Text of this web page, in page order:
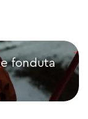
fonduta
all'aperto